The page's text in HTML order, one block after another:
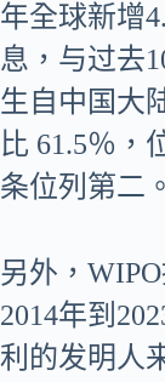
年全球新增
息，与过去
生自中国大
比 61.5％，
条位列第二
另外，
2014年到
利的发明人